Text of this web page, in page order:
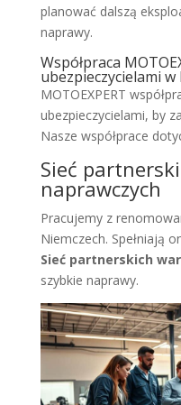
planować dalszą
naprawy.
Współpraca
ubezpieczycielami w
MOTOEXPERT
ubezpieczycielami, by
Nasze współprace
Sieć
naprawczych
Pracujemy z
Niemczech. Spełniają
Sieć partnerskich
szybkie naprawy.